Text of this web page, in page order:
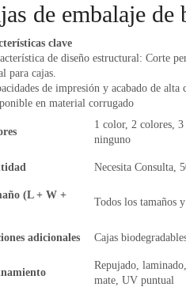
de embalaje de
clave
de diseño estructural: Corte
para cajas.
de impresión y acabado de alta
en material corrugado
1 color, 2 colores,
ninguno
Necesita Consulta,
(L + W +
Todos los tamaños
adicionales Cajas
Repujado,
mate, UV puntual